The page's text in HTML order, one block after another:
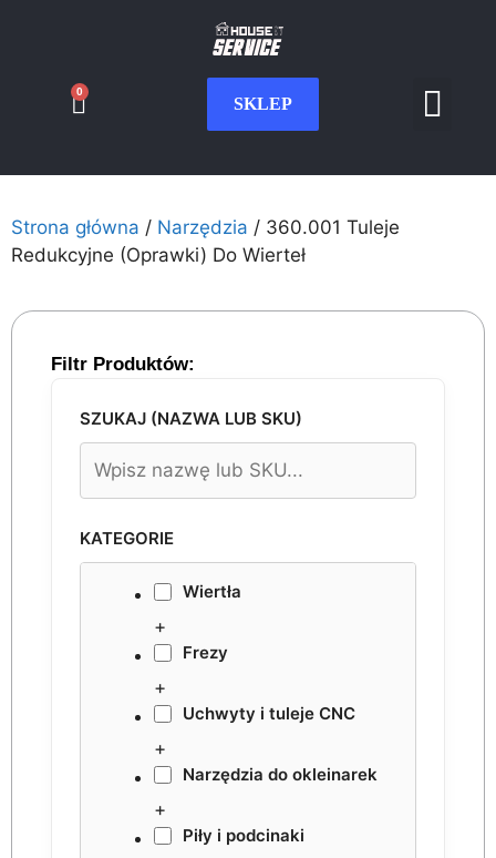
SKLEP
0
Strona główna / Narzędzia / 360.001 Tuleje
Redukcyjne (Oprawki) Do Wierteł
Filtr Produktów:
SZUKAJ (NAZWA LUB SKU)
KATEGORIE
Wiertła
+
Frezy
+
Uchwyty i tuleje CNC
+
Narzędzia do okleinarek
+
Piły i podcinaki